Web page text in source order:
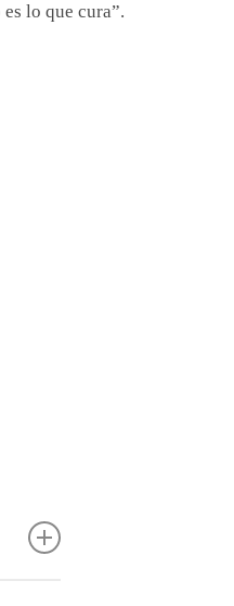
lo que cura”.